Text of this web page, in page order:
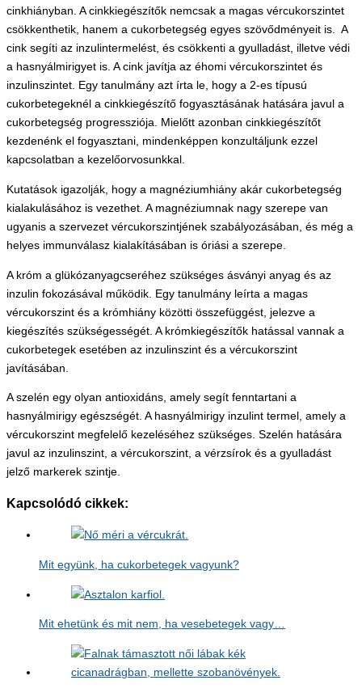
cinkhiányban. A cinkkiegészítők nemcsak a magas vércukorszintet
csökkenthetik, hanem a cukorbetegség egyes szövődményeit is. A
cink segíti az inzulintermelést, és csökkenti a gyulladást, illetve védi
a hasnyálmirigyet is. A cink javítja az éhomi vércukorszintet és
inzulinszintet. Egy tanulmány azt írta le, hogy a 2-es típusú
cukorbetegeknél a cinkkiegészítő fogyasztásának hatására javul a
cukorbetegség progressziója. Mielőtt azonban cinkkiegészítőt
kezdenénk el fogyasztani, mindenképpen konzultáljunk ezzel
kapcsolatban a kezelőorvosunkkal.
Kutatások igazolják, hogy a magnéziumhiány akár cukorbetegség
kialakulásához is vezethet. A magnéziumnak nagy szerepe van
ugyanis a szervezet vércukorszintjének szabályozásában, és még a
helyes immunválasz kialakításában is óriási a szerepe.
A króm a glükózanyagcseréhez szükséges ásványi anyag és az
inzulin fokozásával működik. Egy tanulmány leírta a magas
vércukorszint és a krómhiány közötti összefüggést, jelezve a
kiegészítés szükségességét. A krómkiegészítők hatással vannak a
cukorbetegek esetében az inzulinszint és a vércukorszint
javításában.
A szelén egy olyan antioxidáns, amely segít fenntartani a
hasnyálmirigy egészségét. A hasnyálmirigy inzulint termel, amely a
vércukorszint megfelelő kezeléséhez szükséges. Szelén hatására
javul az inzulinszint, a vércukorszint, a vérzsírok és a gyulladást
jelző markerek szintje.
Kapcsolódó cikkek:
Mit együnk, ha cukorbetegek vagyunk?
Mit ehetünk és mit nem, ha vesebetegek vagy…